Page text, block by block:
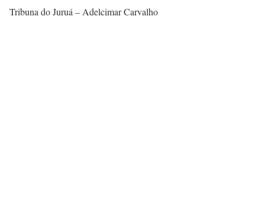
Tribuna do Juruá – Adelcimar Carvalho